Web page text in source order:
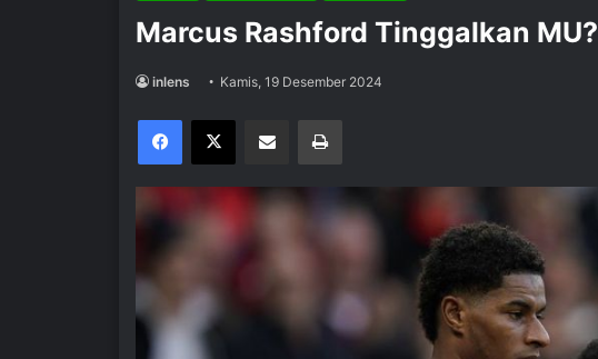
Marcus Rashford Tinggalkan MU?
inlens Kamis, 19 Desember 2024
Facebook
X Share via Email Print